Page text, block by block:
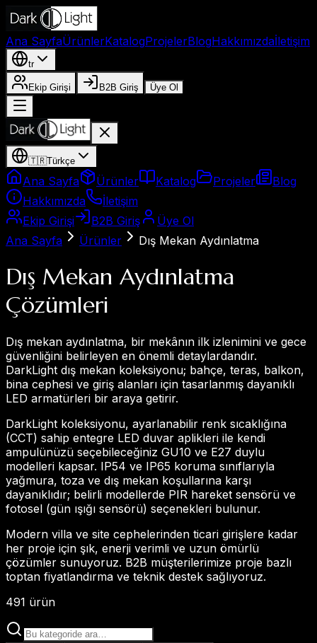
Ana SayfaÜrünlerKatalogProjelerBlogHakkımızdaİletişim
tr
Ekip Girişi B2B Giriş Üye Ol
🇹🇷Türkçe
Ana Sayfa Ürünler Katalog Projeler
Blog
Hakkımızda
İletişim
Ekip Girişi
B2B Giriş
Üye Ol
Ana Sayfa
Ürünler Dış Mekan Aydınlatma
Dış Mekan Aydınlatma
Çözümleri
Dış mekan aydınlatma, bir mekânın ilk izlenimini ve gece
güvenliğini belirleyen en önemli detaylardandır.
DarkLight dış mekan koleksiyonu; bahçe, teras, balkon,
bina cephesi ve giriş alanları için tasarlanmış dayanıklı
LED armatürleri bir araya getirir.
DarkLight koleksiyonu, ayarlanabilir renk sıcaklığına
(CCT) sahip entegre LED duvar aplikleri ile kendi
ampulünüzü seçebileceğiniz GU10 ve E27 duylu
modelleri kapsar. IP54 ve IP65 koruma sınıflarıyla
yağmura, toza ve dış mekan koşullarına karşı
dayanıklıdır; belirli modellerde PIR hareket sensörü ve
fotosel (gün ışığı sensörü) seçenekleri bulunur.
Modern villa ve site cephelerinden ticari girişlere kadar
her proje için şık, enerji verimli ve uzun ömürlü
çözümler sunuyoruz. B2B müşterilerimize proje bazlı
toptan fiyatlandırma ve teknik destek sağlıyoruz.
491 ürün